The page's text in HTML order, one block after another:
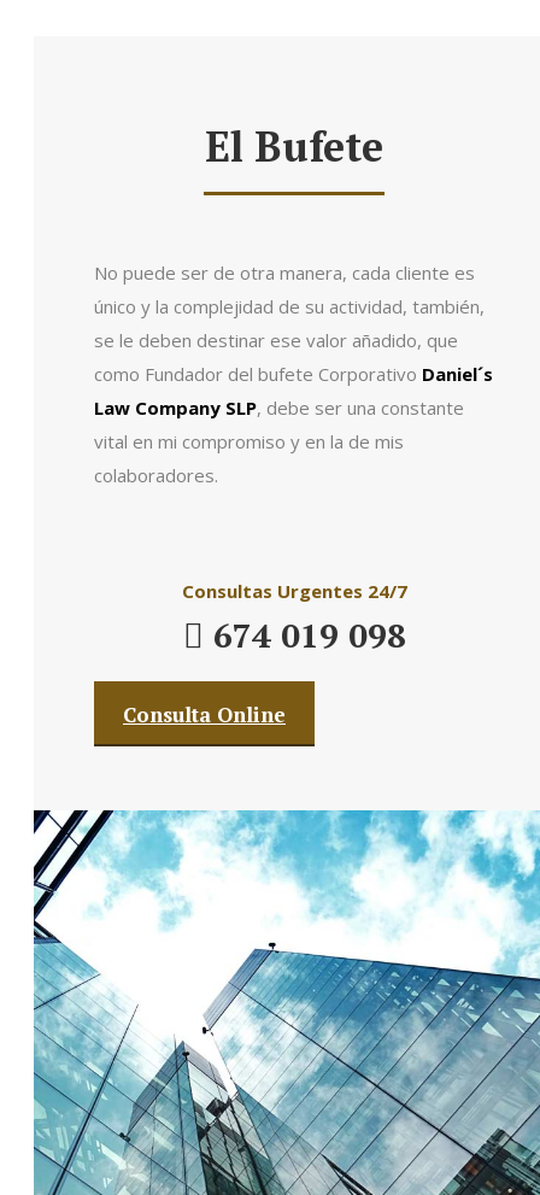
El Bufete
No puede ser de otra manera, cada cliente es
único y la complejidad de su actividad, también,
se le deben destinar ese valor añadido, que
como Fundador del bufete Corporativo Daniel´s
Law Company SLP, debe ser una constante
vital en mi compromiso y en la de mis
colaboradores.
Consultas Urgentes 24/7
674 019 098
Consulta Online